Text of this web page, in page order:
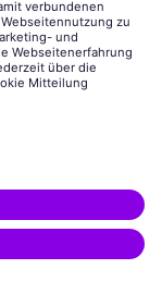
Marke.